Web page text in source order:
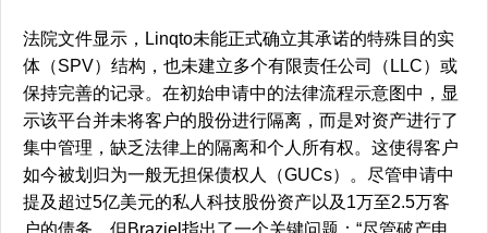
法院文件显示，Linqto未能正式确立其承诺的特殊目的实
体（SPV）结构，也未建立多个有限责任公司（LLC）或
保持完善的记录。在初始申请中的法律流程示意图中，显
示该平台并未将客户的股份进行隔离，而是对资产进行了
集中管理，缺乏法律上的隔离和个人所有权。这使得客户
如今被划归为一般无担保债权人（GUCs）。尽管申请中
提及超过5亿美元的私人科技股份资产以及1万至2.5万客
户的债务，但Braziel指出了一个关键问题：“尽管破产申